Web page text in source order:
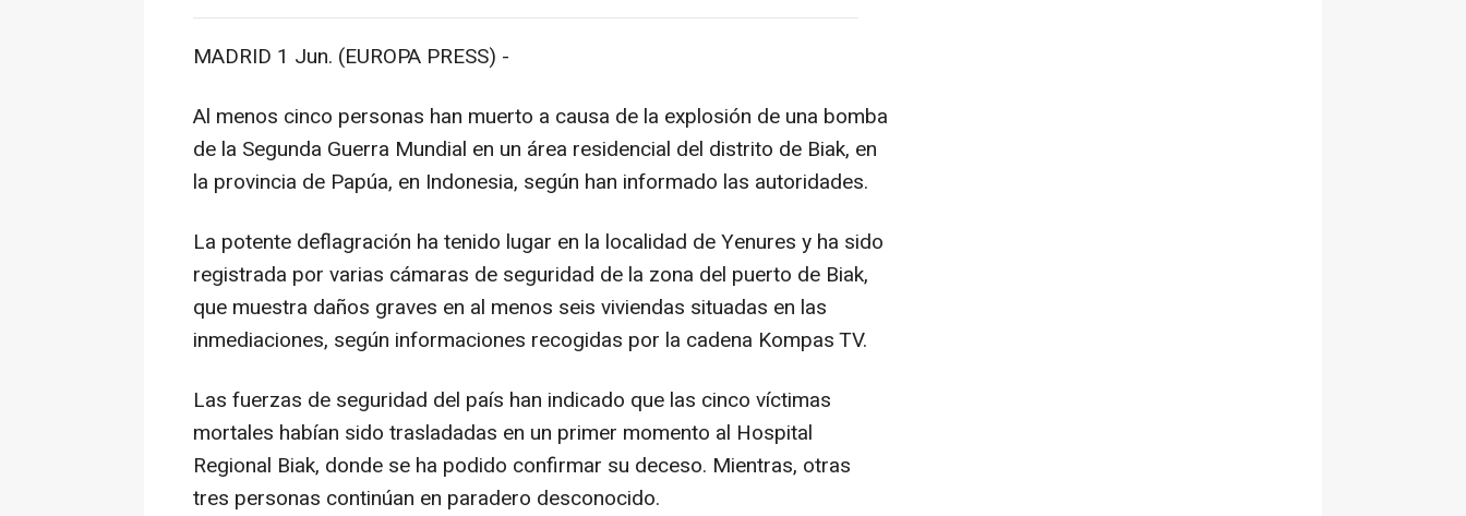
MADRID 1 Jun. (EUROPA PRESS) -
Al menos cinco personas han muerto a causa de la explosión de una bomba
de la Segunda Guerra Mundial en un área residencial del distrito de Biak, en
la provincia de Papúa, en Indonesia, según han informado las autoridades.
La potente deflagración ha tenido lugar en la localidad de Yenures y ha sido
registrada por varias cámaras de seguridad de la zona del puerto de Biak,
que muestra daños graves en al menos seis viviendas situadas en las
inmediaciones, según informaciones recogidas por la cadena Kompas TV.
Las fuerzas de seguridad del país han indicado que las cinco víctimas
mortales habían sido trasladadas en un primer momento al Hospital
Regional Biak, donde se ha podido confirmar su deceso. Mientras, otras
tres personas continúan en paradero desconocido.